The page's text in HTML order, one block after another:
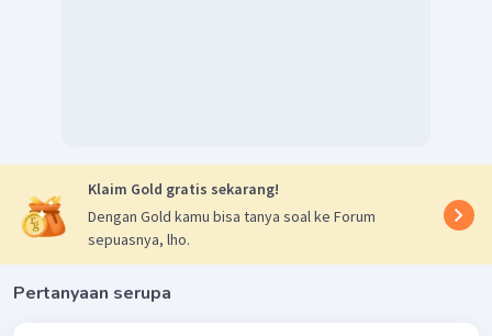
Klaim Gold gratis sekarang!
Dengan Gold kamu bisa tanya soal ke Forum
sepuasnya, lho.
Pertanyaan serupa